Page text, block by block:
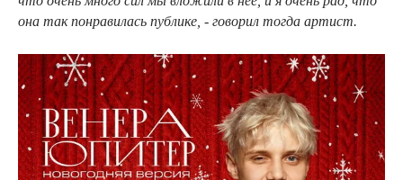
она так понравилась публике, - говорил тогда артист.